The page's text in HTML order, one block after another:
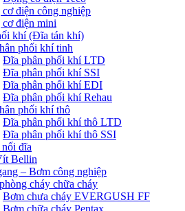
điện công nghiệp
điện mini
khí (Đĩa tán khí)
phối khí tinh
Đĩa phân phối khí LTD
Đĩa phân phối khí SSI
Đĩa phân phối khí EDI
Đĩa phân phối khí Rehau
phối khí thô
Đĩa phân phối khí thô LTD
Đĩa phân phối khí thô SSI
đĩa
Bellin
– Bơm công nghiệp
cháy chữa cháy
Bơm chưa cháy EVERGUSH FF
Bơm chữa cháy Pentax